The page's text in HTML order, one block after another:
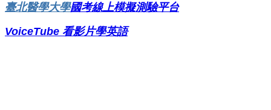
臺北醫學大學國考線上模擬測驗平台
VoiceTube 看影片學英語